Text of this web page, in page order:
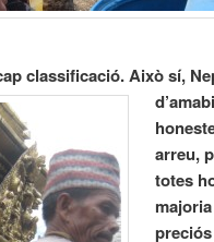
classificació.Això sí,
arreu,
totes